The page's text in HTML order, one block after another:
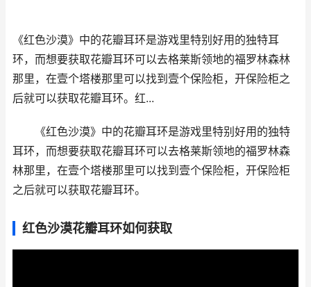
《红色沙漠》中的花瓣耳环是游戏里特别好用的独特耳
环，而想要获取花瓣耳环可以去格莱斯领地的福罗林森林
那里，在壹个塔楼那里可以找到壹个保险柜，开保险柜之
后就可以获取花瓣耳环。红...
《红色沙漠》中的花瓣耳环是游戏里特别好用的独特
耳环，而想要获取花瓣耳环可以去格莱斯领地的福罗林森
林那里，在壹个塔楼那里可以找到壹个保险柜，开保险柜
之后就可以获取花瓣耳环。
红色沙漠花瓣耳环如何获取